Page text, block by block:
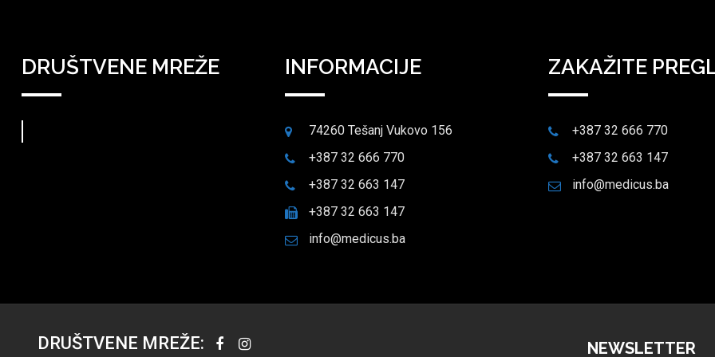
DRUŠTVENE MREŽE INFORMACIJE
74260 Tešanj Vukovo 156
+387 32 666 770
+387 32 663 147
+387 32 663 147
info@medicus.ba
ZAKAŽITE
+387 32 666 770
+387 32 663 147
info@medicus.ba
DRUŠTVENE MREŽE: NEWSLETTER